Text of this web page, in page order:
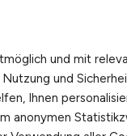
und
und
und mit
und
Ihnen
anonymen